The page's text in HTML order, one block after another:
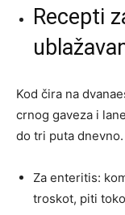
Recepti
Kod čira na
crnog gaveza i
do tri puta dnevno.
Za enteritis:
troskot, piti